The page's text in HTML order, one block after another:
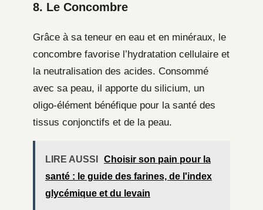
8. Le Concombre
Grâce à sa teneur en eau et en minéraux, le
concombre favorise l’hydratation cellulaire et
la neutralisation des acides. Consommé
avec sa peau, il apporte du silicium, un
oligo-élément bénéfique pour la santé des
tissus conjonctifs et de la peau.
LIRE AUSSI
Choisir son pain pour la
santé : le guide des farines, de l'index
glycémique et du levain